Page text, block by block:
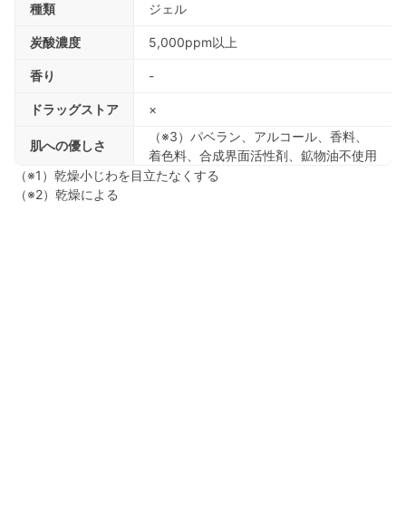
種類
ジェル
炭酸濃度 5,000ppm以上
香り -
ドラッグストア ×
肌への優しさ
（※3）パベラン、アルコール、香料、
着色料、合成界面活性剤、鉱物油不使用
（※1）乾燥小じわを目立たなくする
（※2）乾燥による